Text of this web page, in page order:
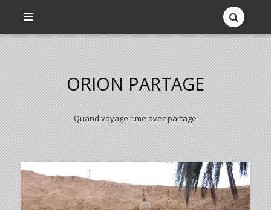
ORION PARTAGE
Quand voyage rime avec partage